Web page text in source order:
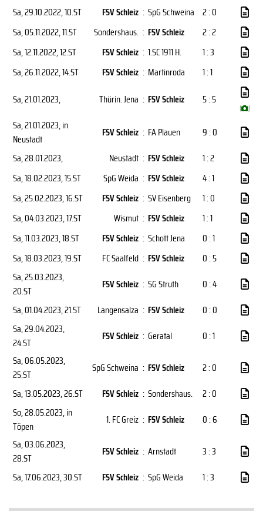
Sa, 29.10.2022, 10.ST FSV Schleiz : SpG Schweina 2 : 0
Sa, 05.11.2022, 11.ST Sondershaus. : FSV Schleiz
2 : 2
Sa, 12.11.2022, 12.ST FSV Schleiz : 1.SC 1911 H.
1 : 3
Sa, 26.11.2022, 14.ST FSV Schleiz : Martinroda
1 : 1
Sa, 21.01.2023, Thürin. Jena : FSV Schleiz 5 : 5
( )
Sa, 21.01.2023, in
Neustadt
FSV Schleiz : FA Plauen
9 : 0
Sa, 28.01.2023, Neustadt : FSV Schleiz
1 : 2
Sa, 18.02.2023, 15.ST SpG Weida : FSV Schleiz
4 : 1
Sa, 25.02.2023, 16.ST FSV Schleiz : SV Eisenberg
1 : 0
Sa, 04.03.2023, 17.ST Wismut : FSV Schleiz
1 : 1
Sa, 11.03.2023, 18.ST FSV Schleiz : Schott Jena
0 : 1
Sa, 18.03.2023, 19.ST FC Saalfeld : FSV Schleiz
0 : 5
Sa, 25.03.2023,
20.ST
FSV Schleiz : SG Struth
0 : 4
Sa, 01.04.2023, 21.ST Langensalza : FSV Schleiz
0 : 0
Sa, 29.04.2023,
24.ST
FSV Schleiz : Geratal
0 : 1
Sa, 06.05.2023,
25.ST
SpG Schweina : FSV Schleiz
2 : 0
Sa, 13.05.2023, 26.ST FSV Schleiz : Sondershaus.
2 : 0
So, 28.05.2023, in
Töpen
1. FC Greiz : FSV Schleiz
0 : 6
Sa, 03.06.2023,
28.ST
FSV Schleiz : Arnstadt
3 : 3
Sa, 17.06.2023, 30.ST FSV Schleiz : SpG Weida 1 : 3